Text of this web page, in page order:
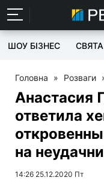
ШОУ БІЗНЕС СВЯТА
Головна » Розваги
Анастасия
ответила
на
14:26 25.12.2020 Пт